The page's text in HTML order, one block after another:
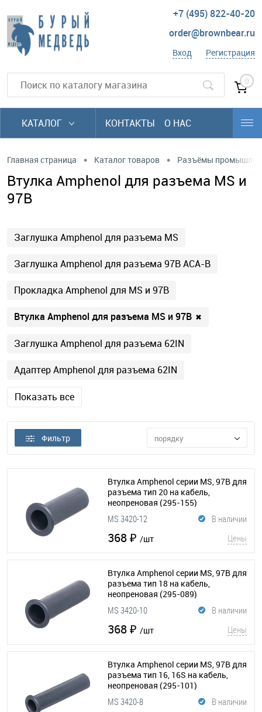
+7 (495) 822-40-20
order@brownbear.ru
Вход Регистрация
0
КАТАЛОГ КОНТАКТЫ О НАС
Главная страница • Каталог товаров • Разъёмы
Втулка Amphenol для разъема MS и
97B
Заглушка Amphenol для разъема MS
Заглушка Amphenol для разъема 97B АСА-B
Прокладка Amphenol для MS и 97B
Втулка Amphenol для разъема MS и 97B ✖
Заглушка Amphenol для разъема 62IN
Адаптер Amphenol для разъема 62IN
Показать все
Фильтр порядку
Втулка Amphenol серии MS, 97B для
разъема тип 20 на кабель,
неопреновая (295-155)
В наличии
MS 3420-12
368 ₽ /шт Цены
Втулка Amphenol серии MS, 97B для
разъема тип 18 на кабель,
неопреновая (295-089)
В наличии
MS 3420-10
368 ₽ /шт Цены
Втулка Amphenol серии MS, 97B для
разъема тип 16, 16S на кабель,
неопреновая (295-101)
В наличии
MS 3420-8